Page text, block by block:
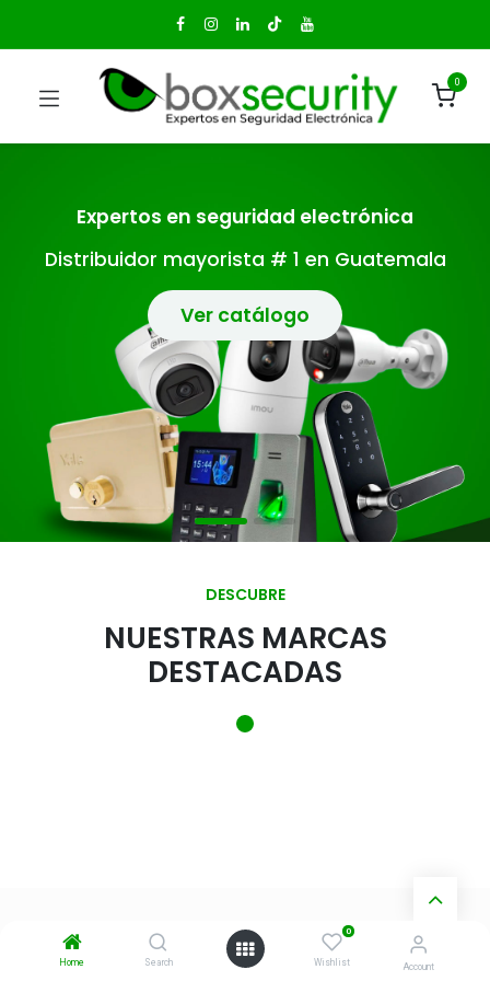
Home Search
0
Wishlist Account
0
Expertos en seguridad electrónica
Distribuidor mayorista # 1 en Guatemala
Ver catálogo
DESCUBRE
NUESTRAS MARCAS
DESTACADAS
Categorías BoxSecurity